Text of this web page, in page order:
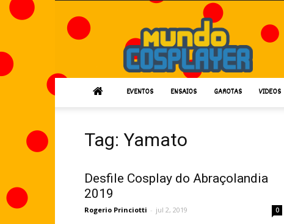
Cosplayer
EVENTOS ENSAIOS GAROTAS VIDEOS
Tag: Yamato
Desfile Cosplay do Abraçolandia
2019
Rogerio Princiotti - jul 2, 2019 0